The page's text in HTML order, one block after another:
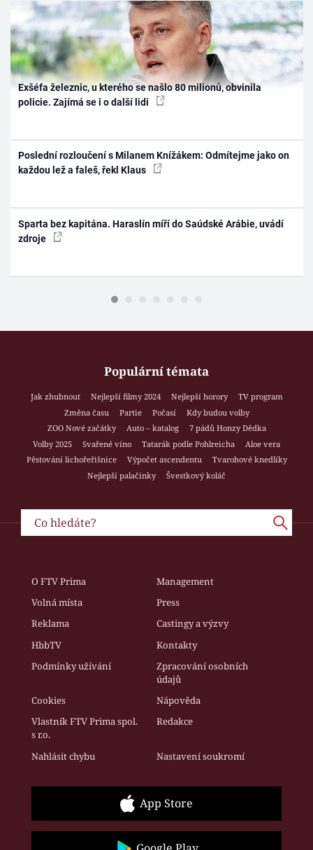
Exšéfa železnic, u kterého se našlo 80 milionů, obvinila
policie. Zajímá se i o další lidi
Poslední rozloučení s Milanem Knížákem: Odmítejme jako on
každou lež a faleš, řekl Klaus
Sparta bez kapitána. Haraslín míří do Saúdské Arábie, uvádí
zdroje
Populární témata
Jak zhubnout Nejlepší filmy 2024 Nejlepší horory
TV program
Změna času
Partie Počasí
Kdy budou volby
ZOO Nové začátky
Auto – katalog
7 pádů Honzy Dědka
Volby 2025
Svařené víno Tatarák podle Pohlreicha
Aloe vera
Pěstování lichořeřišnice
Výpočet ascendentu
Tvarohové knedlíky
Nejlepší palačinky
Švestkový koláč
O FTV Prima
Management
Volná místa
Press
Reklama
Castingy a výzvy
HbbTV
Kontakty
Podmínky užívání
Zpracování osobních
údajů
Cookies
Nápověda
Vlastník FTV Prima spol.
s r.o.
Redakce
Nahlásit chybu Nastavení soukromí
App Store